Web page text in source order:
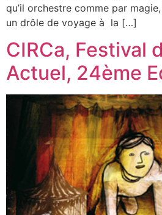
qu’il orchestre comme par
un drôle de voyage à la […]
CIRCa, Festival
Actuel, 24ème